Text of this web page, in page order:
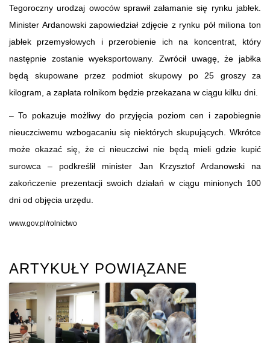
Tegoroczny urodzaj owoców sprawił załamanie się rynku jabłek.
Minister Ardanowski zapowiedział zdjęcie z rynku pół miliona ton
jabłek przemysłowych i przerobienie ich na koncentrat, który
następnie zostanie wyeksportowany. Zwrócił uwagę, że jabłka
będą skupowane przez podmiot skupowy po 25 groszy za
kilogram, a zapłata rolnikom będzie przekazana w ciągu kilku dni.
– To pokazuje możliwy do przyjęcia poziom cen i zapobiegnie
nieuczciwemu wzbogacaniu się niektórych skupujących. Wkrótce
może okazać się, że ci nieuczciwi nie będą mieli gdzie kupić
surowca – podkreślił minister Jan Krzysztof Ardanowski na
zakończenie prezentacji swoich działań w ciągu minionych 100
dni od objęcia urzędu.
www.gov.pl/rolnictwo
ARTYKUŁY POWIĄZANE